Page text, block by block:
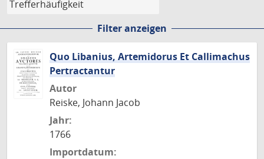
Filter anzeigen
Quo Libanius, Artemidorus Et Callimachus
Pertractantur
Autor
Reiske, Johann Jacob
Jahr:
1766
Importdatum: